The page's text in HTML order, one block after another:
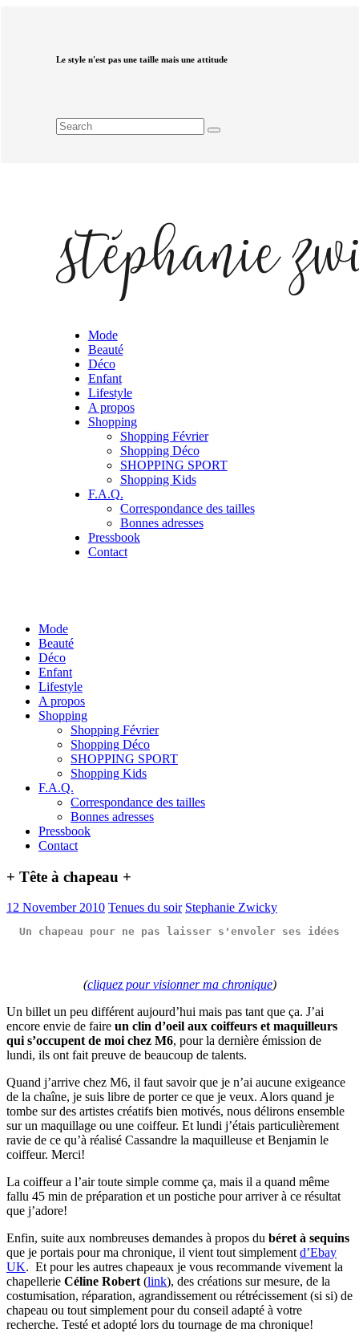
Le style n'est pas une taille mais une attitude
Mode
Beauté
Déco
Enfant
Lifestyle
A propos
Shopping
Shopping Février
Shopping Déco
SHOPPING SPORT
Shopping Kids
F.A.Q.
Correspondance des tailles
Bonnes adresses
Pressbook
Contact
Mode
Beauté
Déco
Enfant
Lifestyle
A propos
Shopping
Shopping Février
Shopping Déco
SHOPPING SPORT
Shopping Kids
F.A.Q.
Correspondance des tailles
Bonnes adresses
Pressbook
Contact
+ Tête à chapeau +
12 November 2010 Tenues du soir Stephanie Zwicky
Un chapeau pour ne pas laisser s'envoler ses idées
(cliquez pour visionner ma chronique)
Un billet un peu différent aujourd’hui mais pas tant que ça. J’ai
encore envie de faire un clin d’oeil aux coiffeurs et maquilleurs
qui s’occupent de moi chez M6, pour la dernière émission de
lundi, ils ont fait preuve de beaucoup de talents.
Quand j’arrive chez M6, il faut savoir que je n’ai aucune exigeance
de la chaîne, je suis libre de porter ce que je veux. Alors quand je
tombe sur des artistes créatifs bien motivés, nous délirons ensemble
sur un maquillage ou une coiffeur. Et lundi j’étais particulièrement
ravie de ce qu’à réalisé Cassandre la maquilleuse et Benjamin le
coiffeur. Merci!
La coiffeur a l’air toute simple comme ça, mais il a quand même
fallu 45 min de préparation et un postiche pour arriver à ce résultat
que j’adore!
Enfin, suite aux nombreuses demandes à propos du béret à sequins
que je portais pour ma chronique, il vient tout simplement d’Ebay
UK. Et pour les autres chapeaux je vous recommande vivement la
chapellerie Céline Robert (link), des créations sur mesure, de la
costumisation, réparation, agrandissement ou rétrécissement (si si) de
chapeau ou tout simplement pour du conseil adapté à votre
recherche. Testé et adopté lors du tournage de ma chronique!